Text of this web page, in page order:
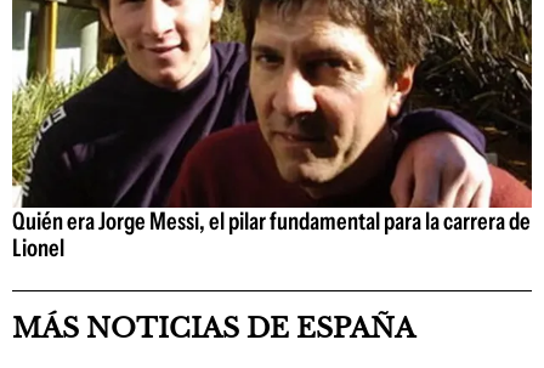
Quién era Jorge Messi, el pilar fundamental para la carrera de
Lionel
MÁS NOTICIAS DE ESPAÑA